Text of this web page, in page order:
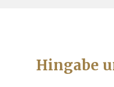
Hingabe